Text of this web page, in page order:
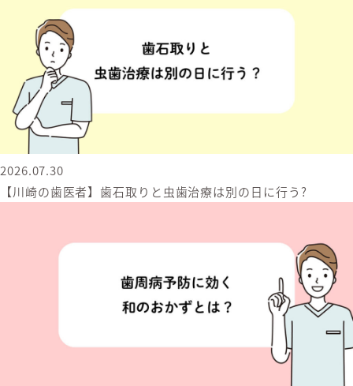
2026.07.30
【川崎の歯医者】歯石取りと虫歯治療は別の日に行う?